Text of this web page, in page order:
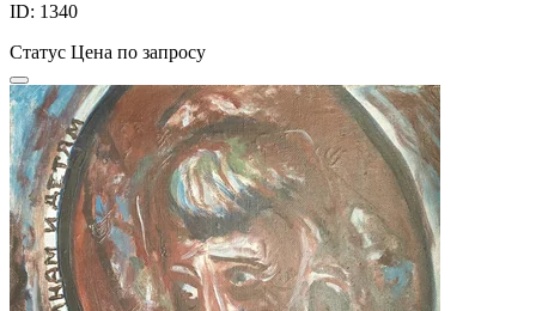
ID: 1340
Статус Цена по запросу